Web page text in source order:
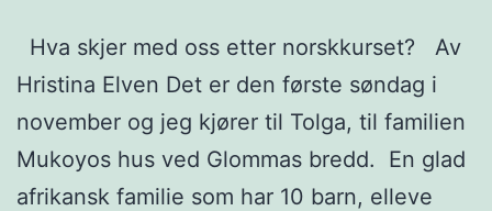
Hva skjer med oss etter norskkurset? Av
Hristina Elven Det er den første søndag i
november og jeg kjører til Tolga, til familien
Mukoyos hus ved Glommas bredd. En glad
afrikansk familie som har 10 barn, elleve